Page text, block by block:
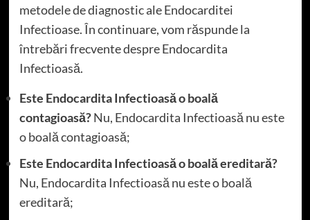
metodele de diagnostic ale Endocarditei
Infectioase. În continuare, vom răspunde la
întrebări frecvente despre Endocardita
Infectioasă.
Este Endocardita Infectioasă o boală
contagioasă?Nu, Endocardita Infectioasă nu este
o boală contagioasă;
Este Endocardita Infectioasă o boală ereditară?
Nu, Endocardita Infectioasă nu este o boală
ereditară;